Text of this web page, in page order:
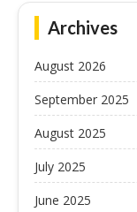
Archives
August 2026
September 2025
August 2025
July 2025
June 2025